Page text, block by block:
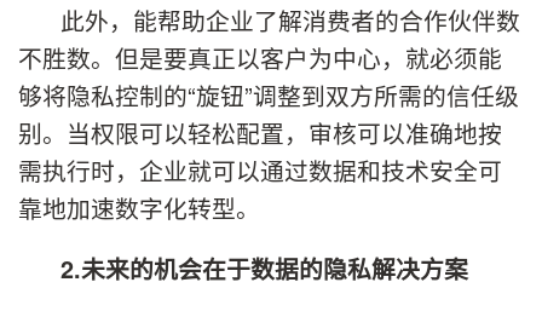
此外，能帮助企业了解消费者的合作伙伴数
不胜数。但是要真正以客户为中心，就必须能
够将隐私控制的“旋钮”调整到双方所需的信任级
别。当权限可以轻松配置，审核可以准确地按
需执行时，企业就可以通过数据和技术安全可
靠地加速数字化转型。
2.未来的机会在于数据的隐私解决方案